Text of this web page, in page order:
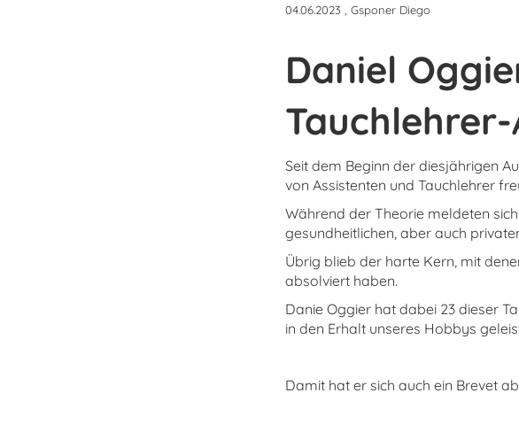
04.06.2023 , Gsponer Diego
Daniel
Seit dem Beginn der diesjährigen
von Assistenten und Tauchlehrer
Während der Theorie meldeten
gesundheitlichen, aber auch
Übrig blieb der harte Kern, mit
absolviert haben.
Danie Oggier hat dabei 23 dieser
in den Erhalt unseres Hobbys
Damit hat er sich auch ein Brevet